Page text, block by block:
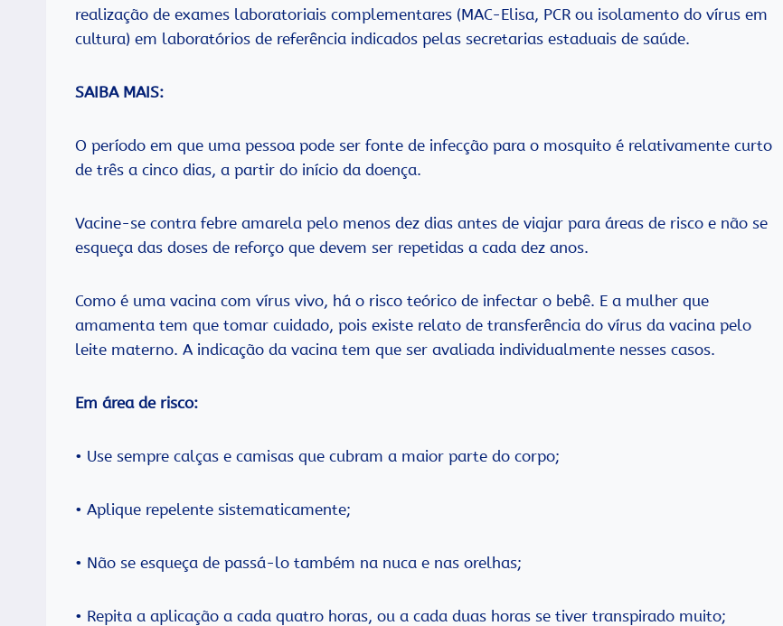
realização de exames laboratoriais complementares (MAC-Elisa, PCR ou isolamento do vírus em
cultura) em laboratórios de referência indicados pelas secretarias estaduais de saúde.
SAIBA MAIS:
O período em que uma pessoa pode ser fonte de infecção para o mosquito é relativamente curto
de três a cinco dias, a partir do início da doença.
Vacine-se contra febre amarela pelo menos dez dias antes de viajar para áreas de risco e não se
esqueça das doses de reforço que devem ser repetidas a cada dez anos.
Como é uma vacina com vírus vivo, há o risco teórico de infectar o bebê. E a mulher que
amamenta tem que tomar cuidado, pois existe relato de transferência do vírus da vacina pelo
leite materno. A indicação da vacina tem que ser avaliada individualmente nesses casos.
Em área de risco:
• Use sempre calças e camisas que cubram a maior parte do corpo;
• Aplique repelente sistematicamente;
• Não se esqueça de passá-lo também na nuca e nas orelhas;
• Repita a aplicação a cada quatro horas, ou a cada duas horas se tiver transpirado muito;